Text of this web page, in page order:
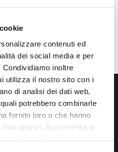
contenuti ed
dei social media e per
inoltre
utilizza il nostro sito con i
di analisi dei dati web,
potrebbero combinarle
fornito loro o che hanno
servizi. Acconsenta ai
IP
20
allo + 39 039 9909099 oppure